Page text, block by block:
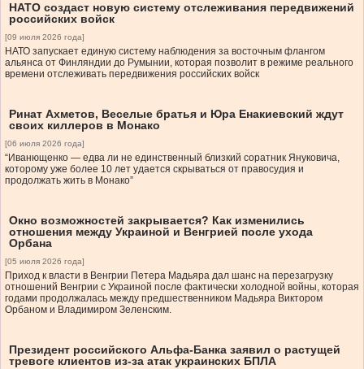
НАТО создаст новую систему отслеживания передвижений
российских войск
[09 июля 2026 года]
НАТО запускает единую систему наблюдения за восточным флангом
альянса от Финляндии до Румынии, которая позволит в режиме реального
времени отслеживать передвижения российских войск
Ринат Ахметов, Веселые братья и Юра Енакиевский ждут
своих киллеров в Монако
[06 июля 2026 года]
“Иванющенко — едва ли не единственный близкий соратник Януковича,
которому уже более 10 лет удается скрываться от правосудия и
продолжать жить в Монако”
Окно возможностей закрывается? Как изменились
отношения между Украиной и Венгрией после ухода
Орбана
[05 июля 2026 года]
Приход к власти в Венгрии Петера Мадьяра дал шанс на перезагрузку
отношений Венгрии с Украиной после фактически холодной войны, которая
годами продолжалась между предшественником Мадьяра Виктором
Орбаном и Владимиром Зеленским.
Президент российского Альфа-Банка заявил о растущей
тревоге клиентов из-за атак украинских БПЛА